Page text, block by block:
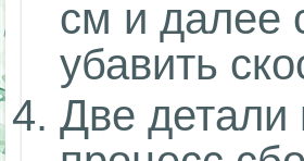
см и далее
убавить
Две детали